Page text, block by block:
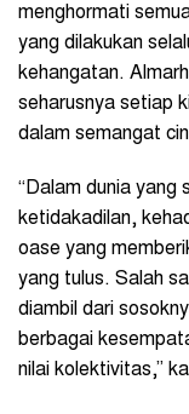
menghormati
yang dilakukan
kehangatan.
seharusnya setiap
dalam semangat
“Dalam dunia yang
ketidakadilan,
oase yang
yang tulus. Salah
diambil dari
berbagai
nilai kolektivitas,”